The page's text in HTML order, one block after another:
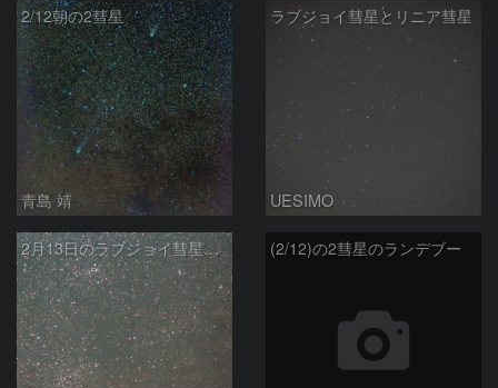
2/12朝の2彗星
青島 靖
ラブジョイ彗星とリニア彗星
UESIMO
2月13日のラブジョイ彗星とリニア彗星 (2/12)の2彗星のランデブー